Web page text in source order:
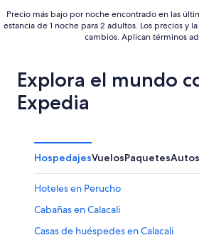
Precio más bajo por noche encontrado en las
estancia de 1 noche para 2 adultos. Los precios y
cambios. Aplican términos
Explora el mundo
Expedia
HospedajesVuelosPaquetesAutos
Hoteles en Perucho
Cabañas en Calacali
Casas de huéspedes en Calacali